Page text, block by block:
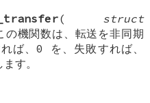
( struct
機関数は、転送を非同期
ば、0 を、失敗すれば、
す。